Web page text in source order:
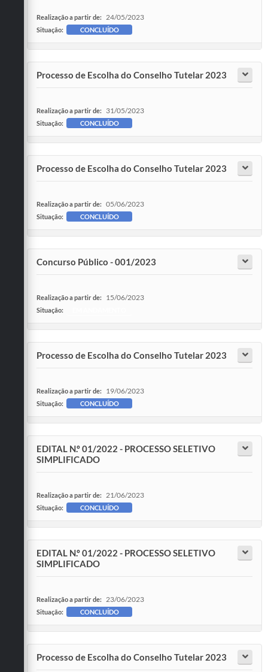
Realização a partir de: 24/05/2023
Situação: CONCLUÍDO
Processo de Escolha do Conselho Tutelar 2023
Realização a partir de: 31/05/2023
Situação: CONCLUÍDO
Processo de Escolha do Conselho Tutelar 2023
Realização a partir de: 05/06/2023
Situação: CONCLUÍDO
Concurso Público - 001/2023
Realização a partir de: 15/06/2023
Situação:
Processo de Escolha do Conselho Tutelar 2023
Realização a partir de: 19/06/2023
Situação: CONCLUÍDO
EDITAL N.º 01/2022 - PROCESSO SELETIVO
SIMPLIFICADO
Realização a partir de: 21/06/2023
Situação: CONCLUÍDO
EDITAL N.º 01/2022 - PROCESSO SELETIVO
SIMPLIFICADO
Realização a partir de: 23/06/2023
Situação: CONCLUÍDO
Processo de Escolha do Conselho Tutelar 2023